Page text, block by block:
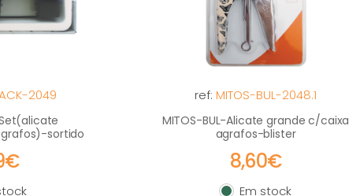
2049
sortido
ref: MITOS-BUL-2048.1
MITOS-BUL-Alicate grande c/caixa
agrafos-blister
8,60€
Em stock